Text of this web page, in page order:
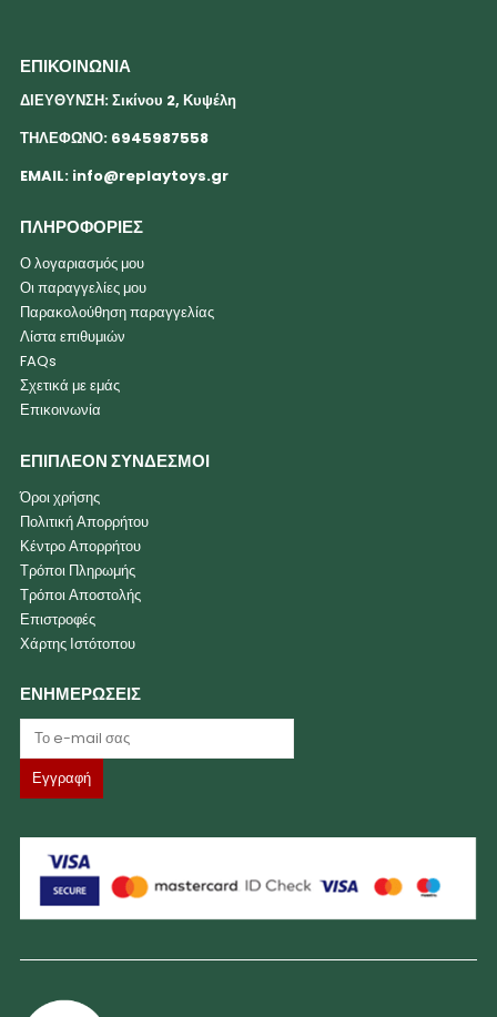
ΕΠΙΚΟΙΝΩΝΙΑ
ΔΙΕΥΘΥΝΣΗ: Σικίνου 2, Κυψέλη
ΤΗΛΕΦΩΝΟ: 6945987558
EMAIL: info@replaytoys.gr
ΠΛΗΡΟΦΟΡΙΕΣ
Ο λογαριασμός μου
Οι παραγγελίες μου
Παρακολούθηση παραγγελίας
Λίστα επιθυμιών
FAQs
Σχετικά με εμάς
Επικοινωνία
ΕΠΙΠΛΕΟΝ ΣΥΝΔΕΣΜΟΙ
Όροι χρήσης
Πολιτική Απορρήτου
Κέντρο Απορρήτου
Τρόποι Πληρωμής
Τρόποι Αποστολής
Επιστροφές
Χάρτης Ιστότοπου
ΕΝΗΜΕΡΩΣΕΙΣ